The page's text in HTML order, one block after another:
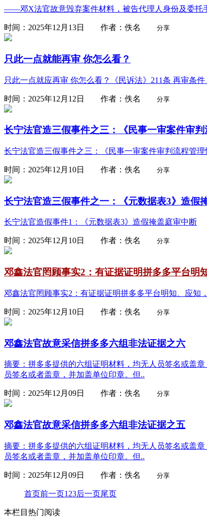
——邓X法官故意毁弃案件材料，被告代理人身份及委托
时间：2025年12月13日 作者：佚名 分享
只此一点就能再审 你怎么看？
只此一点就应再审 你怎么看？《民诉法》211条 再审条
时间：2025年12月12日 作者：佚名 分享
长宁法官造三假事件之三：《民事一审案件审
长宁法官造三假事件之三：《民事一审案件审判流程管理
时间：2025年12月10日 作者：佚名 分享
长宁法官造三假事件之一：《元数据表3》造假
长宁法官造假事件1：《元数据表3》造假掩盖庭审中断
时间：2025年12月10日 作者：佚名 分享
邓鑫法官罔顾事实2：有证据证明拼多多平台明
邓鑫法官罔顾事实2：有证据证明拼多多平台明知、应知
时间：2025年12月10日 作者：佚名 分享
邓鑫法官故意采信拼多多六组非法证据之六
摘要：拼多多提供的六组证明材料，均无人员签名或盖
员签名或者盖章，并加盖单位印章。但..
时间：2025年12月09日 作者：佚名 分享
邓鑫法官故意采信拼多多六组非法证据之五
摘要：拼多多提供的六组证明材料，均无人员签名或盖
员签名或者盖章，并加盖单位印章。但..
时间：2025年12月09日 作者：佚名 分享
首页前一页1 23后一页尾页
本栏目热门阅读